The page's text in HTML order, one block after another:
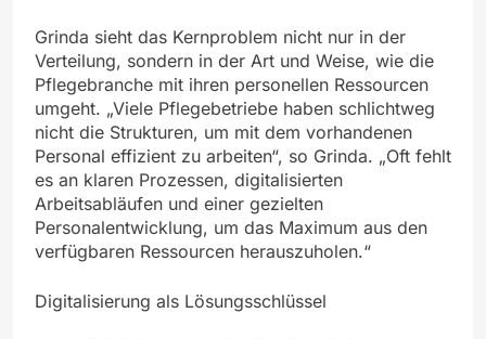
Grinda sieht das Kernproblem nicht nur in der
Verteilung, sondern in der Art und Weise, wie die
Pflegebranche mit ihren personellen Ressourcen
umgeht. „Viele Pflegebetriebe haben schlichtweg
nicht die Strukturen, um mit dem vorhandenen
Personal effizient zu arbeiten“, so Grinda. „Oft fehlt
es an klaren Prozessen, digitalisierten
Arbeitsabläufen und einer gezielten
Personalentwicklung, um das Maximum aus den
verfügbaren Ressourcen herauszuholen.“
Digitalisierung als Lösungsschlüssel